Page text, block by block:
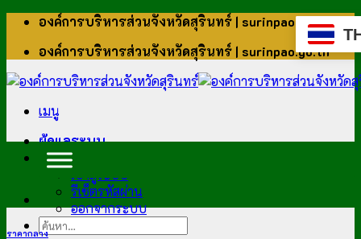
ข้าม
เนื้อหา
องค์การบริหารส่วนจังหวัดสุรินทร์ | surinpao.go.th
องค์การบริหารส่วนจังหวัดสุรินทร์ | surinpao.go.th
เมนู
ผู้ดูแลระบบ
สำหรับบุคลากร
เข้าสู่ระบบ
รีเซ็ตรหัสผ่าน
ออกจากระบบ
ราคากลาง